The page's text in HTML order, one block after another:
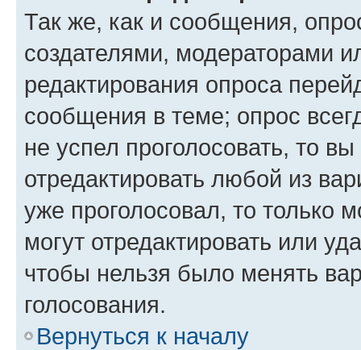
Так же, как и сообщения,
создателями, модераторами
редактирования опроса
сообщения в теме; опрос
не успел проголосовать, то
отредактировать любой из
уже проголосовал, то только
могут отредактировать или
чтобы нельзя было менять
голосования.
Вернуться к началу